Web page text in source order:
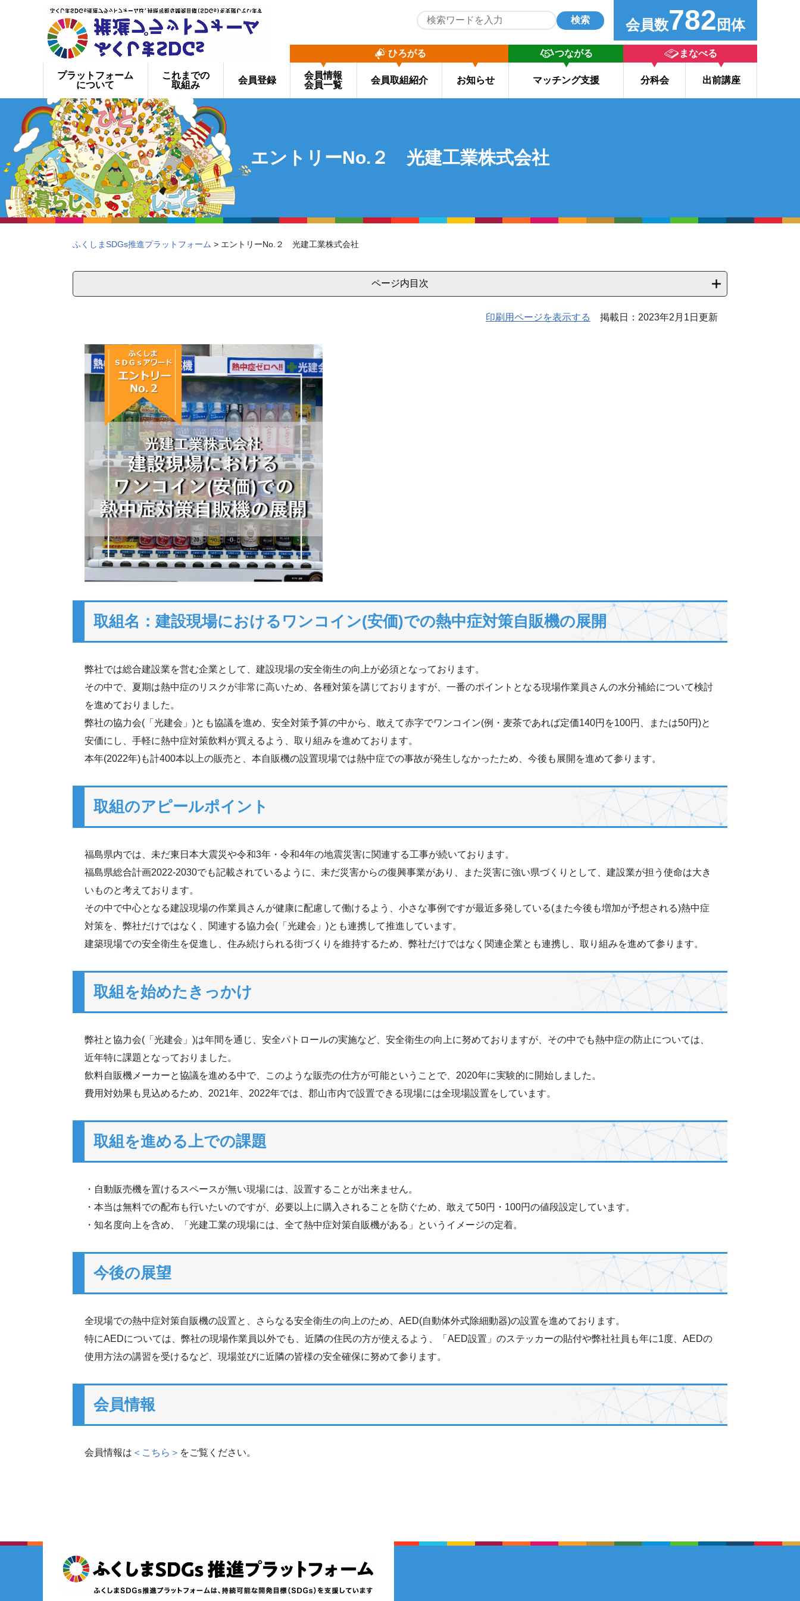
検索 会員数782 団体
プラットフォーム
について
これまでの
取組み
会員登録
ひろがる
会員情報
会員一覧
会員取組紹介 お知らせ
つながる
マッチング支援
まなべる
分科会 出前講座
エントリーNo.２ 光建工業株式会社
ふくしまSDGs推進プラットフォーム > エントリーNo.２ 光建工業株式会社
ページ内目次
印刷用ページを表示する 掲載日：2023年2月1日更新
取組名：建設現場におけるワンコイン(安価)での熱中症対策自販機の展開
弊社では総合建設業を営む企業として、建設現場の安全衛生の向上が必須となっております。
その中で、夏期は熱中症のリスクが非常に高いため、各種対策を講じておりますが、一番のポイントとなる現場作業員さんの水分補給について検討
を進めておりました。
弊社の協力会(「光建会」)とも協議を進め、安全対策予算の中から、敢えて赤字でワンコイン(例・麦茶であれば定価140円を100円、または50円)と
安価にし、手軽に熱中症対策飲料が買えるよう、取り組みを進めております。
本年(2022年)も計400本以上の販売と、本自販機の設置現場では熱中症での事故が発生しなかったため、今後も展開を進めて参ります。
取組のアピールポイント
福島県内では、未だ東日本大震災や令和3年・令和4年の地震災害に関連する工事が続いております。
福島県総合計画2022-2030でも記載されているように、未だ災害からの復興事業があり、また災害に強い県づくりとして、建設業が担う使命は大き
いものと考えております。
その中で中心となる建設現場の作業員さんが健康に配慮して働けるよう、小さな事例ですが最近多発している(また今後も増加が予想される)熱中症
対策を、弊社だけではなく、関連する協力会(「光建会」)とも連携して推進しています。
建築現場での安全衛生を促進し、住み続けられる街づくりを維持するため、弊社だけではなく関連企業とも連携し、取り組みを進めて参ります。
取組を始めたきっかけ
弊社と協力会(「光建会」)は年間を通じ、安全パトロールの実施など、安全衛生の向上に努めておりますが、その中でも熱中症の防止については、
近年特に課題となっておりました。
飲料自販機メーカーと協議を進める中で、このような販売の仕方が可能ということで、2020年に実験的に開始しました。
費用対効果も見込めるため、2021年、2022年では、郡山市内で設置できる現場には全現場設置をしています。
取組を進める上での課題
・自動販売機を置けるスペースが無い現場には、設置することが出来ません。
・本当は無料での配布も行いたいのですが、必要以上に購入されることを防ぐため、敢えて50円・100円の値段設定しています。
・知名度向上を含め、「光建工業の現場には、全て熱中症対策自販機がある」というイメージの定着。
今後の展望
全現場での熱中症対策自販機の設置と、さらなる安全衛生の向上のため、AED(自動体外式除細動器)の設置を進めております。
特にAEDについては、弊社の現場作業員以外でも、近隣の住民の方が使えるよう、「AED設置」のステッカーの貼付や弊社社員も年に1度、AEDの
使用方法の講習を受けるなど、現場並びに近隣の皆様の安全確保に努めて参ります。
会員情報
会員情報は ＜こちら＞ をご覧ください。